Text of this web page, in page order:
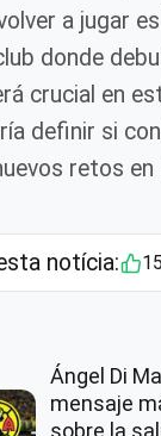
a jugar
donde
crucial en
definir si
retos en
notícia: 15
Ángel Di
mensaje